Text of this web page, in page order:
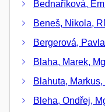
Bednaříková,
Beneš, Nikola,
Bergerová,
Blaha, Marek,
Blahuta, Markus,
Bleha, Ondřej,